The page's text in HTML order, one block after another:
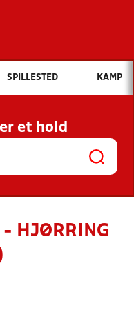
Hvad vil du søge efter?
OG NYHEDER
KLUBBER OG
SPILLESTED KAMP
et hold
- HJØRRING